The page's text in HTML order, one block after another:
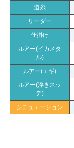
道糸
リーダー
仕掛け
ルアー(イカメタ
ル)
ルアー(エギ)
ルアー(浮きスッ
テ)
シチュエーション